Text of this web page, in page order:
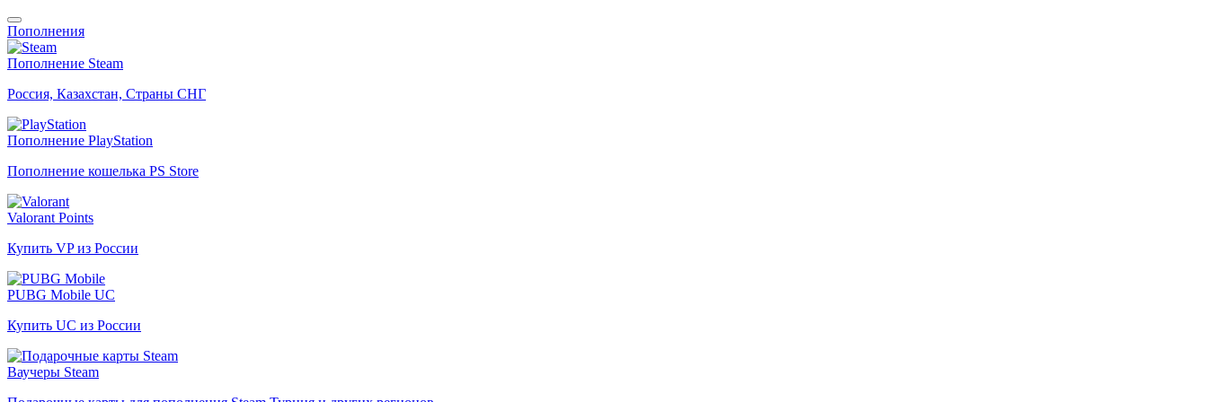
Пополнения
Пополнение Steam
Россия, Казахстан, Страны СНГ
Пополнение PlayStation
Пополнение кошелька PS Store
Valorant Points
Купить VP из России
PUBG Mobile UC
Купить UC из России
Ваучеры Steam